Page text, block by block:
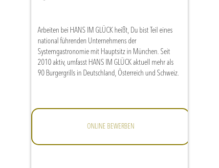
Arbeiten bei HANS IM GLÜCK heißt, Du bist Teil eines
national führenden Unternehmens der
Systemgastronomie mit Hauptsitz in München. Seit
2010 aktiv, umfasst HANS IM GLÜCK aktuell mehr als
90 Burgergrills in Deutschland, Österreich und Schweiz.
ONLINE BEWERBEN